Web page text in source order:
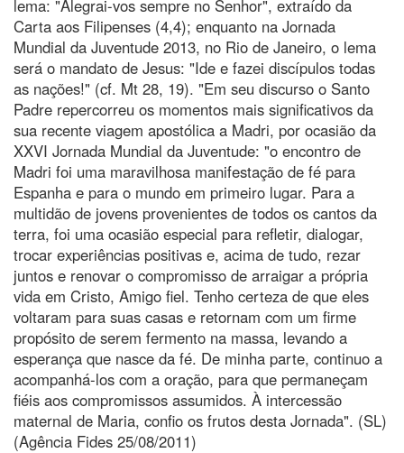
lema: "Alegrai-vos sempre no Senhor", extraído da
Carta aos Filipenses (4,4); enquanto na Jornada
Mundial da Juventude 2013, no Rio de Janeiro, o lema
será o mandato de Jesus: "Ide e fazei discípulos todas
as nações!" (cf. Mt 28, 19). "Em seu discurso o Santo
Padre repercorreu os momentos mais significativos da
sua recente viagem apostólica a Madri, por ocasião da
XXVI Jornada Mundial da Juventude: "o encontro de
Madri foi uma maravilhosa manifestação de fé para
Espanha e para o mundo em primeiro lugar. Para a
multidão de jovens provenientes de todos os cantos da
terra, foi uma ocasião especial para refletir, dialogar,
trocar experiências positivas e, acima de tudo, rezar
juntos e renovar o compromisso de arraigar a própria
vida em Cristo, Amigo fiel. Tenho certeza de que eles
voltaram para suas casas e retornam com um firme
propósito de serem fermento na massa, levando a
esperança que nasce da fé. De minha parte, continuo a
acompanhá-los com a oração, para que permaneçam
fiéis aos compromissos assumidos. À intercessão
maternal de Maria, confio os frutos desta Jornada". (SL)
(Agência Fides 25/08/2011)